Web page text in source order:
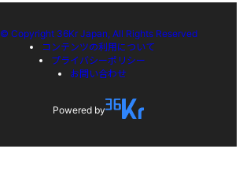
© Copyright 36Kr Japan, All Rights Reserved
コンテンツの利用について
プライバシーポリシー
お問い合わせ
Powered by